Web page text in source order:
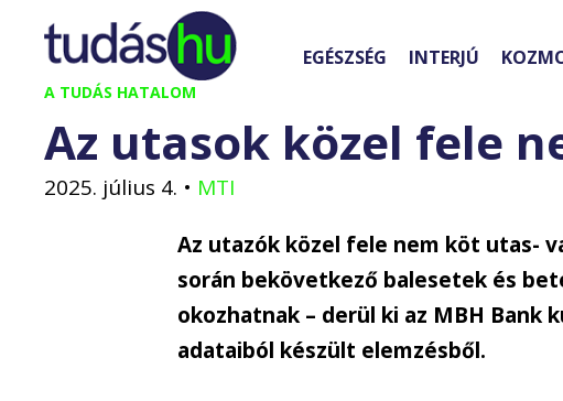
Kilépés
tartalomba
A TUDÁS HATALOM
EGÉSZSÉG INTERJÚ
Az utasok közel fele
2025. július 4. • MTI
Az utazók közel fele nem köt utas-
során bekövetkező balesetek és
okozhatnak – derül ki az MBH Bank
adataiból készült elemzésből.